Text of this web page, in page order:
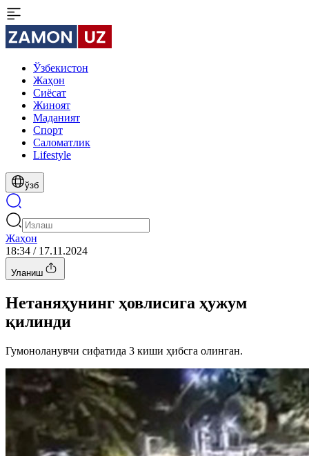
Ўзбекистон
Жаҳон
Сиёсат
Жиноят
Маданият
Спорт
Cаломатлик
Lifestyle
ўзб
Жаҳон
18:34 / 17.11.2024
Уланиш
Нетаняҳунинг ҳовлисига ҳужум
қилинди
Гумоноланувчи сифатида 3 киши ҳибсга олинган.